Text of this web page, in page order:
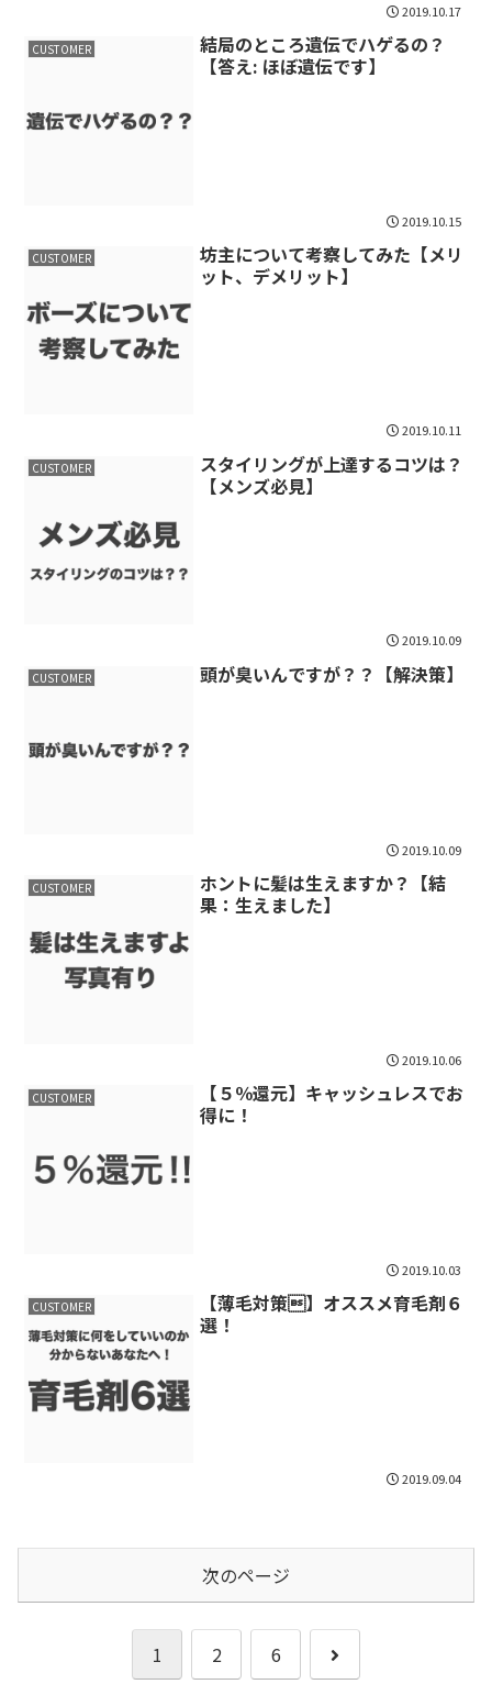
2019.10.17
CUSTOMER
結局のところ遺伝でハゲるの？
【答え: ほぼ遺伝です】
2019.10.15
CUSTOMER
坊主について考察してみた【メリ
ット、デメリット】
2019.10.11
CUSTOMER
スタイリングが上達するコツは？
【メンズ必見】
2019.10.09
CUSTOMER 頭が臭いんですが？？【解決策】
2019.10.09
CUSTOMER
ホントに髪は生えますか？【結
果：生えました】
2019.10.06
CUSTOMER
【５％還元】キャッシュレスでお
得に！
2019.10.03
CUSTOMER
【薄毛対策】オススメ育毛剤６
選！
2019.09.04
次のページ
1 2 6 次